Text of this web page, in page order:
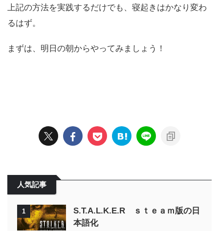
上記の方法を実践するだけでも、寝起きはかなり変わ
るはず。
まずは、明日の朝からやってみましょう！
人気記事
1
S.T.A.L.K.E.R ｓｔｅａｍ版の日
本語化